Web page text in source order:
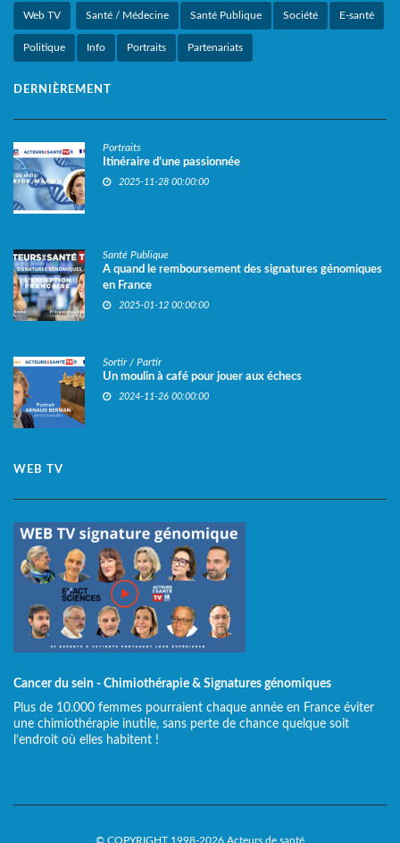
Web TV Santé / Médecine Santé Publique Société E-santé
Politique Info Portraits Partenariats
DERNIÈREMENT
Portraits
Itinéraire d’une passionnée
2025-11-28 00:00:00
Santé Publique
A quand le remboursement des signatures génomiques
en France
2025-01-12 00:00:00
Sortir / Partir
Un moulin à café pour jouer aux échecs
2024-11-26 00:00:00
WEB TV
Cancer du sein - Chimiothérapie & Signatures génomiques
Plus de 10.000 femmes pourraient chaque année en France éviter
une chimiothérapie inutile, sans perte de chance quelque soit
l’endroit où elles habitent !
© COPYRIGHT 1998-2026 Acteurs de santé